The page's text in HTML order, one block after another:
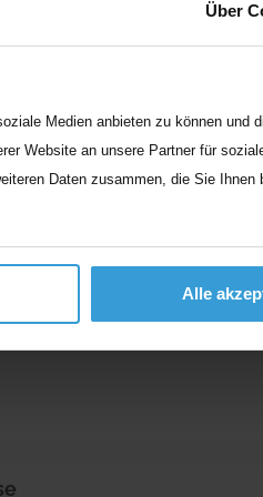
Über
Medien anbieten zu können und
Website an unsere Partner für
Daten zusammen, die Sie Ihnen
Alle
Das kannst Du
ändert sich der gewohnte